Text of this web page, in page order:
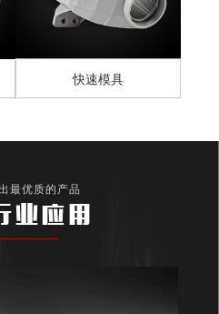
快速模具
最优质的产品
业应用